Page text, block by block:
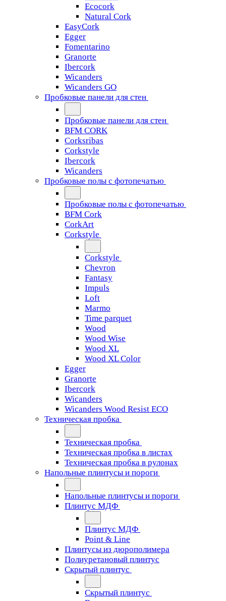
Ecocork
Natural Cork
EasyCork
Egger
Fomentarino
Granorte
Ibercork
Wicanders
Wicanders GO
Пробковые панели для стен
Пробковые панели для стен
BFM CORK
Corksribas
Corkstyle
Ibercork
Wicanders
Пробковые полы с фотопечатью
Пробковые полы с фотопечатью
BFM Cork
CorkArt
Corkstyle
Corkstyle
Chevron
Fantasy
Impuls
Loft
Marmo
Time parquet
Wood
Wood Wise
Wood XL
Wood XL Color
Egger
Granorte
Ibercork
Wicanders
Wicanders Wood Resist ECO
Техническая пробка
Техническая пробка
Техническая пробка в листах
Техническая пробка в рулонах
Напольные плинтусы и пороги
Напольные плинтусы и пороги
Плинтус МДФ
Плинтус МДФ
Point & Line
Плинтусы из дюрополимера
Полиуретановый плинтус
Скрытый плинтус
Скрытый плинтус